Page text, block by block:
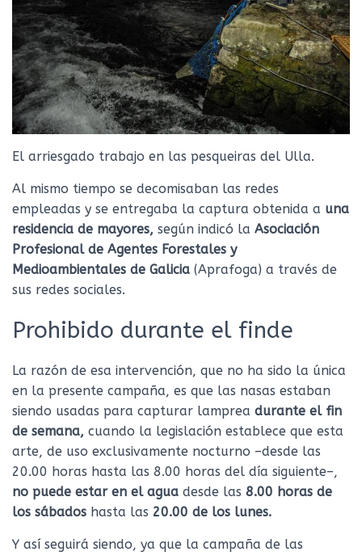
El arriesgado trabajo en las pesqueiras del Ulla.
Al mismo tiempo se decomisaban las redes
empleadas y se entregaba la captura obtenida a una
residencia de mayores, según indicó la Asociación
Profesional de Agentes Forestales y
Medioambientales de Galicia (Aprafoga) a través de
sus redes sociales.
Prohibido durante el finde
La razón de esa intervención, que no ha sido la única
en la presente campaña, es que las nasas estaban
siendo usadas para capturar lamprea durante el fin
de semana, cuando la legislación establece que esta
arte, de uso exclusivamente nocturno –desde las
20.00 horas hasta las 8.00 horas del día siguiente–,
no puede estar en el agua desde las 8.00 horas de
los sábados hasta las 20.00 de los lunes.
Y así seguirá siendo, ya que la campaña de las